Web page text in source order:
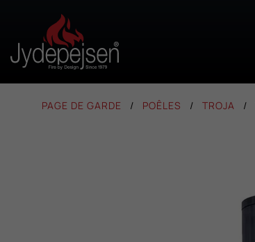
PAGE DE GARDE POÊLES TROJA